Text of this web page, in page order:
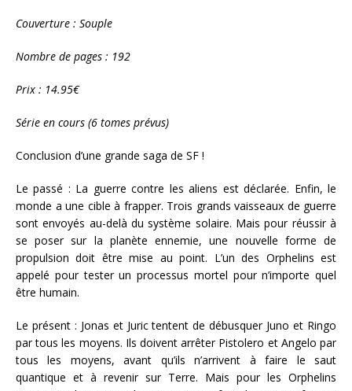
Couverture : Souple
Nombre de pages : 192
Prix : 14.95€
Série en cours (6 tomes prévus)
Conclusion d’une grande saga de SF !
Le passé : La guerre contre les aliens est déclarée. Enfin, le
monde a une cible à frapper. Trois grands vaisseaux de guerre
sont envoyés au-delà du système solaire. Mais pour réussir à
se poser sur la planète ennemie, une nouvelle forme de
propulsion doit être mise au point. L’un des Orphelins est
appelé pour tester un processus mortel pour n’importe quel
être humain.
Le présent : Jonas et Juric tentent de débusquer Juno et Ringo
par tous les moyens. Ils doivent arrêter Pistolero et Angelo par
tous les moyens, avant qu’ils n’arrivent à faire le saut
quantique et à revenir sur Terre. Mais pour les Orphelins